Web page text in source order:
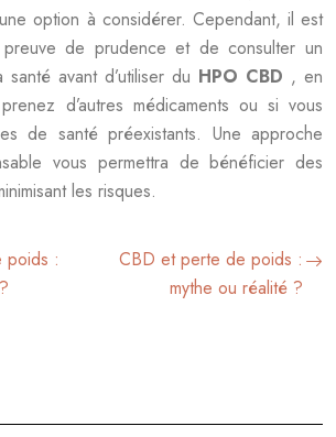
option à considérer. Cependant, il est
de prudence et de consulter un
avant d’utiliser du HPO CBD , en
d’autres médicaments ou si vous
de santé préexistants. Une approche
vous permettra de bénéficier des
les risques.
poids :
CBD et perte de poids :
mythe ou réalité ?